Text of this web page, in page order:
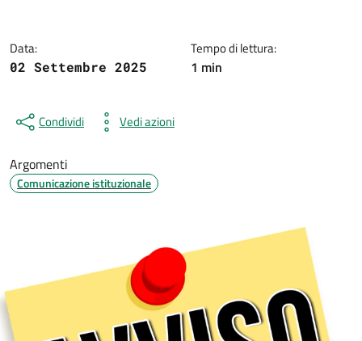
Data:
02 Settembre 2025
Tempo di lettura:
1 min
Condividi Vedi azioni
Argomenti
Comunicazione istituzionale